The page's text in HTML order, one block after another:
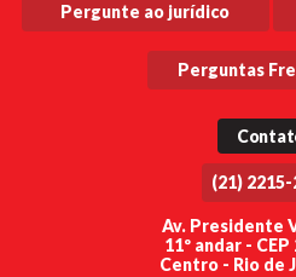
Pergunte ao jurídico
Perguntas
(21) 2215-
Av. Presidente
11º andar -
Centro - Rio de